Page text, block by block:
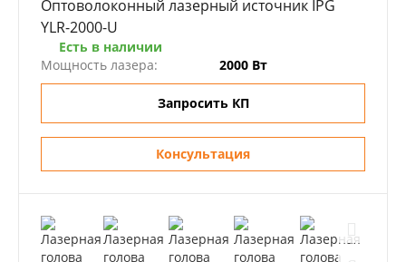
Оптоволоконный лазерный источник IPG
YLR-2000-U
Есть в наличии
Мощность лазера:
2000 Вт
Запросить КП
Консультация